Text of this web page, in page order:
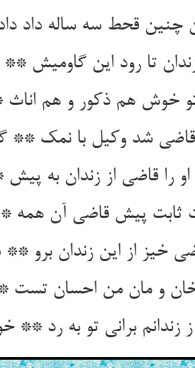
چنین قحط سه ساله داد داد
تا رود این گاومیش
خوش هم ذکور و هم اناث
شد وکیل با نمک **
او را قاضی از زندان به
پیش قاضی آن همه **
خیز از این زندان برو
و مان من احسان تست
زندانم برانی تو به رد